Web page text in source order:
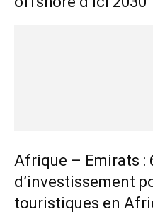
Afrique – Emirats :
d’investissement
touristiques en